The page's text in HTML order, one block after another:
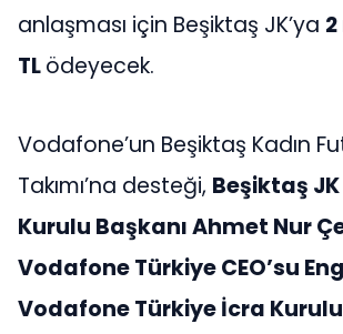
anlaşması için Beşiktaş JK’ya
TLödeyecek.
Vodafone’un Beşiktaş Kadın
Takımı’na desteği, Beşiktaş
Kurulu Başkanı Ahmet Nur
Vodafone Türkiye CEO’su
Vodafone Türkiye İcra